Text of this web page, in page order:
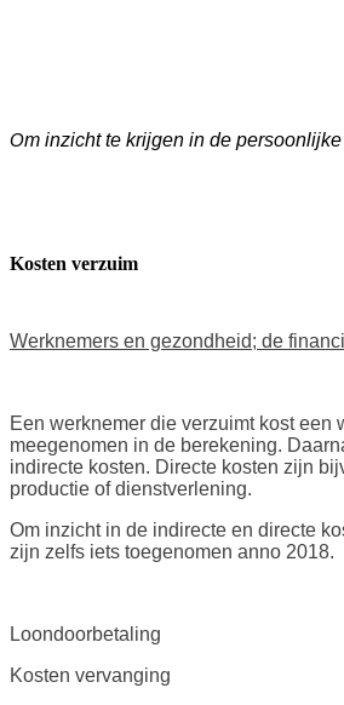
Om inzicht te krijgen in de
Kosten verzuim
Werknemers en gezondheid; de
Een werknemer die verzuimt kost
meegenomen in de berekening.
indirecte kosten. Directe kosten zijn
productie of dienstverlening.
Om inzicht in de indirecte en directe
zijn zelfs iets toegenomen anno 2018.
Loondoorbetaling
Kosten vervanging